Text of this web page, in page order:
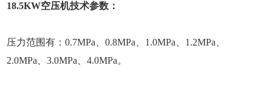
18.5KW空压机技术参数：
压力范围有：0.7MPa、0.8MPa、1.0MPa、1.2MPa、
2.0MPa、3.0MPa、4.0MPa。